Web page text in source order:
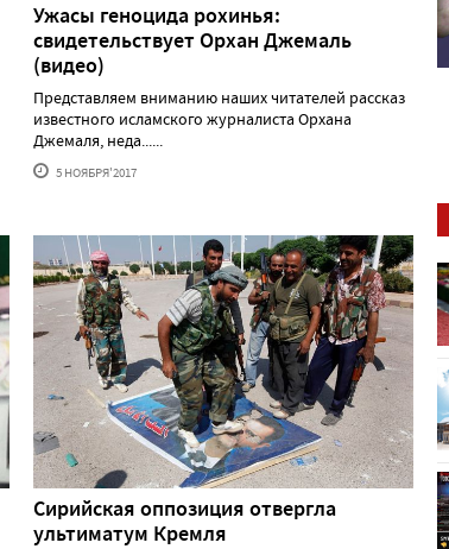
Ужасы геноцида рохинья:
свидетельствует Орхан Джемаль
(видео)
Представляем вниманию наших читателей рассказ
известного исламского журналиста Орхана
Джемаля, неда......
5 НОЯБРЯ'2017
Сирийская оппозиция отвергла
ультиматум Кремля